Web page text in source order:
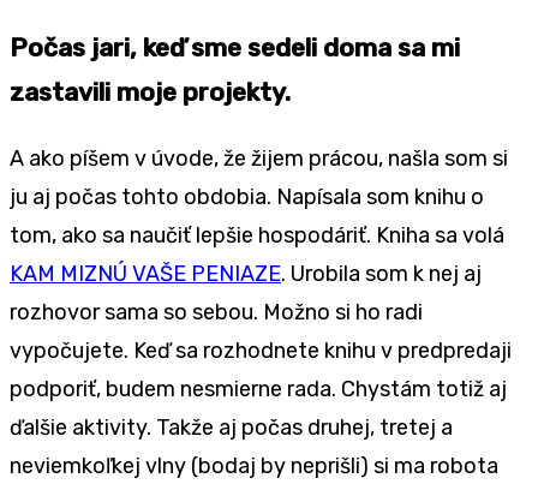
Počas jari, keď sme sedeli doma sa mi
zastavili moje projekty.
A ako píšem v úvode, že žijem prácou, našla som si
ju aj počas tohto obdobia. Napísala som knihu o
tom, ako sa naučiť lepšie hospodáriť. Kniha sa volá
KAM MIZNÚ VAŠE PENIAZE. Urobila som k nej aj
rozhovor sama so sebou. Možno si ho radi
vypočujete. Keď sa rozhodnete knihu v predpredaji
podporiť, budem nesmierne rada. Chystám totiž aj
ďalšie aktivity. Takže aj počas druhej, tretej a
neviemkoľkej vlny (bodaj by neprišli) si ma robota